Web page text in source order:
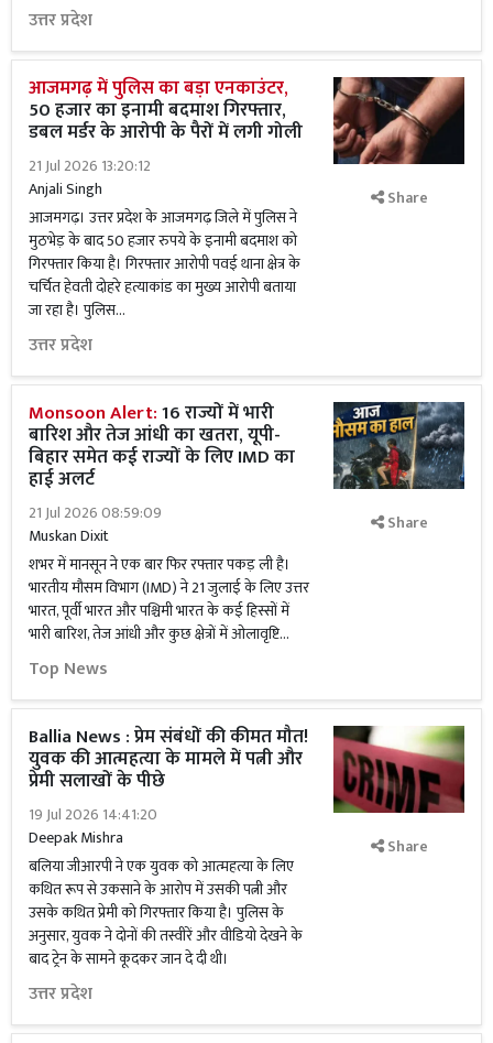
उत्तर प्रदेश
आजमगढ़ में पुलिस का बड़ा एनकाउंटर,
50 हजार का इनामी बदमाश गिरफ्तार,
डबल मर्डर के आरोपी के पैरों में लगी गोली
21 Jul 2026 13:20:12
Anjali Singh
आजमगढ़। उत्तर प्रदेश के आजमगढ़ जिले में पुलिस ने
मुठभेड़ के बाद 50 हजार रुपये के इनामी बदमाश को
गिरफ्तार किया है। गिरफ्तार आरोपी पवई थाना क्षेत्र के
चर्चित हेवती दोहरे हत्याकांड का मुख्य आरोपी बताया
जा रहा है। पुलिस...
उत्तर प्रदेश
Share
Monsoon Alert:16 राज्यों में भारी
बारिश और तेज आंधी का खतरा, यूपी-
बिहार समेत कई राज्यों के लिए IMD का
हाई अलर्ट
21 Jul 2026 08:59:09
Muskan Dixit
शभर में मानसून ने एक बार फिर रफ्तार पकड़ ली है।
भारतीय मौसम विभाग (IMD) ने 21 जुलाई के लिए उत्तर
भारत, पूर्वी भारत और पश्चिमी भारत के कई हिस्सों में
भारी बारिश, तेज आंधी और कुछ क्षेत्रों में ओलावृष्टि...
Top News
Share
Ballia News : प्रेम संबंधों की कीमत मौत!
युवक की आत्महत्या के मामले में पत्नी और
प्रेमी सलाखों के पीछे
19 Jul 2026 14:41:20
Deepak Mishra
बलिया जीआरपी ने एक युवक को आत्महत्या के लिए
कथित रूप से उकसाने के आरोप में उसकी पत्नी और
उसके कथित प्रेमी को गिरफ्तार किया है। पुलिस के
अनुसार, युवक ने दोनों की तस्वीरें और वीडियो देखने के
बाद ट्रेन के सामने कूदकर जान दे दी थी।
उत्तर प्रदेश
Share